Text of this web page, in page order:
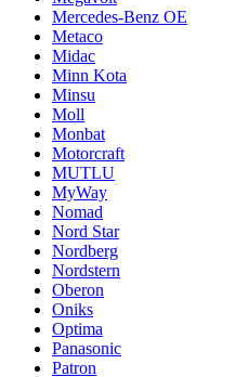
Mercedes-Benz OE
Metaco
Midac
Minn Kota
Minsu
Moll
Monbat
Motorcraft
MUTLU
MyWay
Nomad
Nord Star
Nordberg
Nordstern
Oberon
Oniks
Optima
Panasonic
Patron